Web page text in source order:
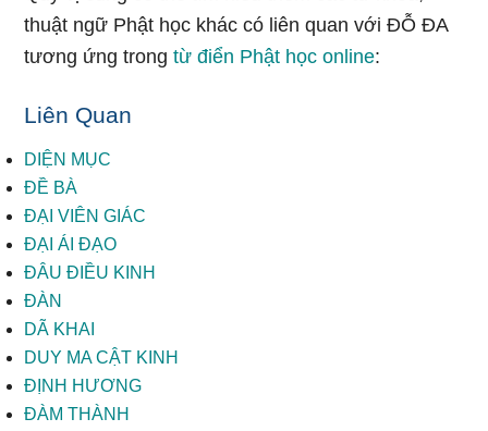
thuật ngữ Phật học khác có liên quan với ĐỖ ĐA
tương ứng trongtừ điển Phật học online:
Liên Quan
DIỆN MỤC
ĐỀ BÀ
ĐẠI VIÊN GIÁC
ĐẠI ÁI ĐẠO
ĐÂU ĐIỀU KINH
ĐÀN
DÃ KHAI
DUY MA CẬT KINH
ĐỊNH HƯƠNG
ĐÀM THÀNH